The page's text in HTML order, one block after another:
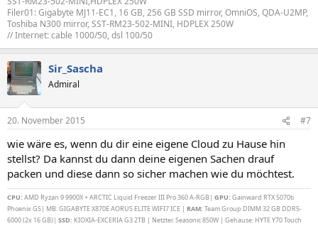
Filer01: Gigabyte MJ11-EC1, 16 GB, 256 GB SSD mirror, OmniOS, QDA-U2MP,
Toshiba N300 mirror, SST-RM23-502-MINI, HDPLEX 250W
// Internet: cable 1000/50, dsl 100/50
Sir_Sascha
Admiral
20. November 2015 #7
wie wäre es, wenn du dir eine eigene Cloud zu Hause hin
stellst? Da kannst du dann deine eigenen Sachen drauf
packen und diese dann so sicher machen wie du möchtest.
CPU: AMD Ryzan 9 9900X + ARCTIC Liquid Freezer III Pro 360 A-RGB| GPU: Gainward RTX 5070ti
Phoenix GS| MB: GIGABYTE X870E AORUS ELITE WIFI7 ICE | RAM: Team Group DIMM 32 GB DDR5-
6000 (2x 16 GB)| SSD: KIOXIA-EXCERIA G3 2TB | Netztei: Seasonic 850W | Gehäuse: HYTE Y70 Touch